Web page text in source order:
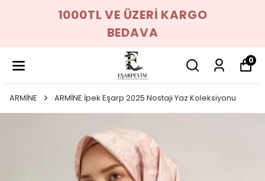
1000TL VE ÜZERİ KARGO
BEDAVA
0
ARMİNE ARMİNE İpek Eşarp 2025 Nostaji Yaz Koleksiyonu